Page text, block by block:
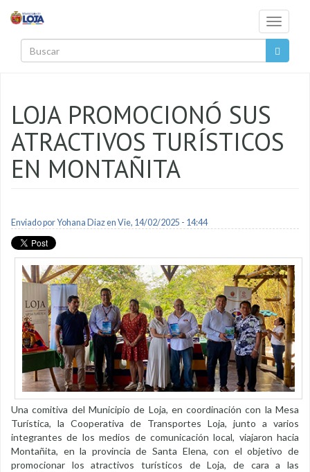
Toggle
LOJA PROMOCIONÓ SUS
ATRACTIVOS TURÍSTICOS
EN MONTAÑITA
Enviado porYohana Diazen Vie, 14/02/2025 - 14:44
Una comitiva del Municipio de Loja, en coordinación con la Mesa
Turística, la Cooperativa de Transportes Loja, junto a varios
integrantes de los medios de comunicación local, viajaron hacia
Montañita, en la provincia de Santa Elena, con el objetivo de
promocionar los atractivos turísticos de Loja, de cara a las